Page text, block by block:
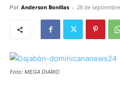
Por Anderson Bonillas - 28 de
Foto: MEGA DIARIO